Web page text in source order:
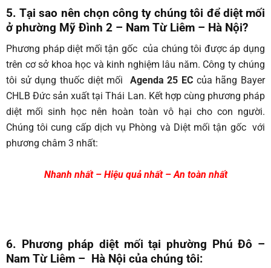
5. Tại sao nên chọn công ty chúng tôi để diệt mối
ở phường Mỹ Đình 2 – Nam Từ Liêm – Hà Nội?
Phương pháp diệt mối tận gốc của chúng tôi được áp dụng
trên cơ sở khoa học và kinh nghiệm lâu năm. Công ty chúng
tôi sử dụng thuốc diệt mối Agenda 25 EC của hãng Bayer
CHLB Đức sản xuất tại Thái Lan. Kết hợp cùng phương pháp
diệt mối sinh học nên hoàn toàn vô hại cho con người.
Chúng tôi cung cấp dịch vụ Phòng và Diệt mối tận gốc với
phương châm 3 nhất:
Nhanh nhất – Hiệu quả nhất – An toàn nhất
6. Phương pháp diệt mối tại phường Phú Đô –
Nam Từ Liêm – Hà Nội của chúng tôi: